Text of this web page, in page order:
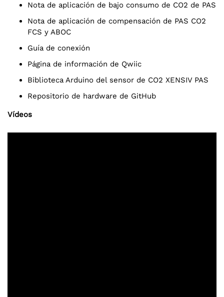
Nota de aplicación de bajo consumo de CO2 de PAS
Nota de aplicación de compensación de PAS CO2
FCS y ABOC
Guía de conexión
Página de información de Qwiic
Biblioteca Arduino del sensor de CO2 XENSIV PAS
Repositorio de hardware de GitHub
Vídeos